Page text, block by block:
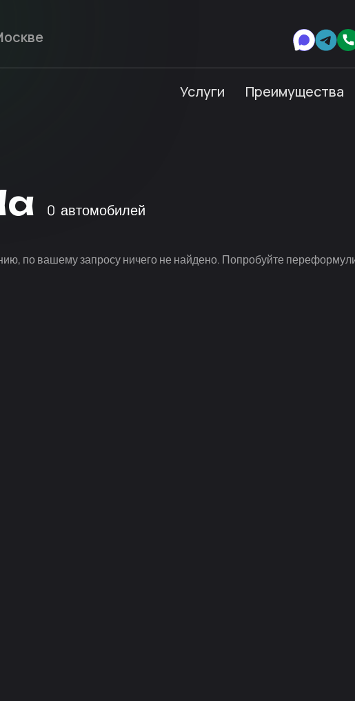
Услуги Преимущества
0 автомобилей
по вашему запросу ничего не найдено. Попробуйте